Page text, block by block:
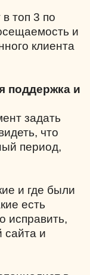
топ 3 по
и
клиента
поддержка и
задать
что
период,
и где были
есть
исправить,
сайта и